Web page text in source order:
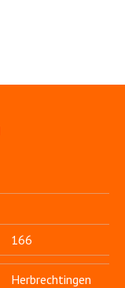
166
Herbrechtingen